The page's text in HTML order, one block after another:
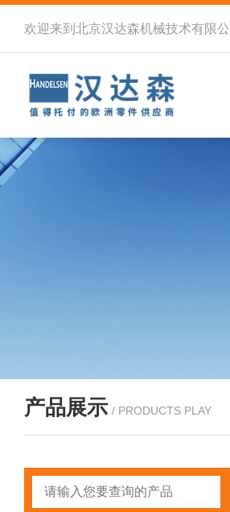
欢迎来到北京汉达森机械技术有限公
产品展示 / PRODUCTS PLAY